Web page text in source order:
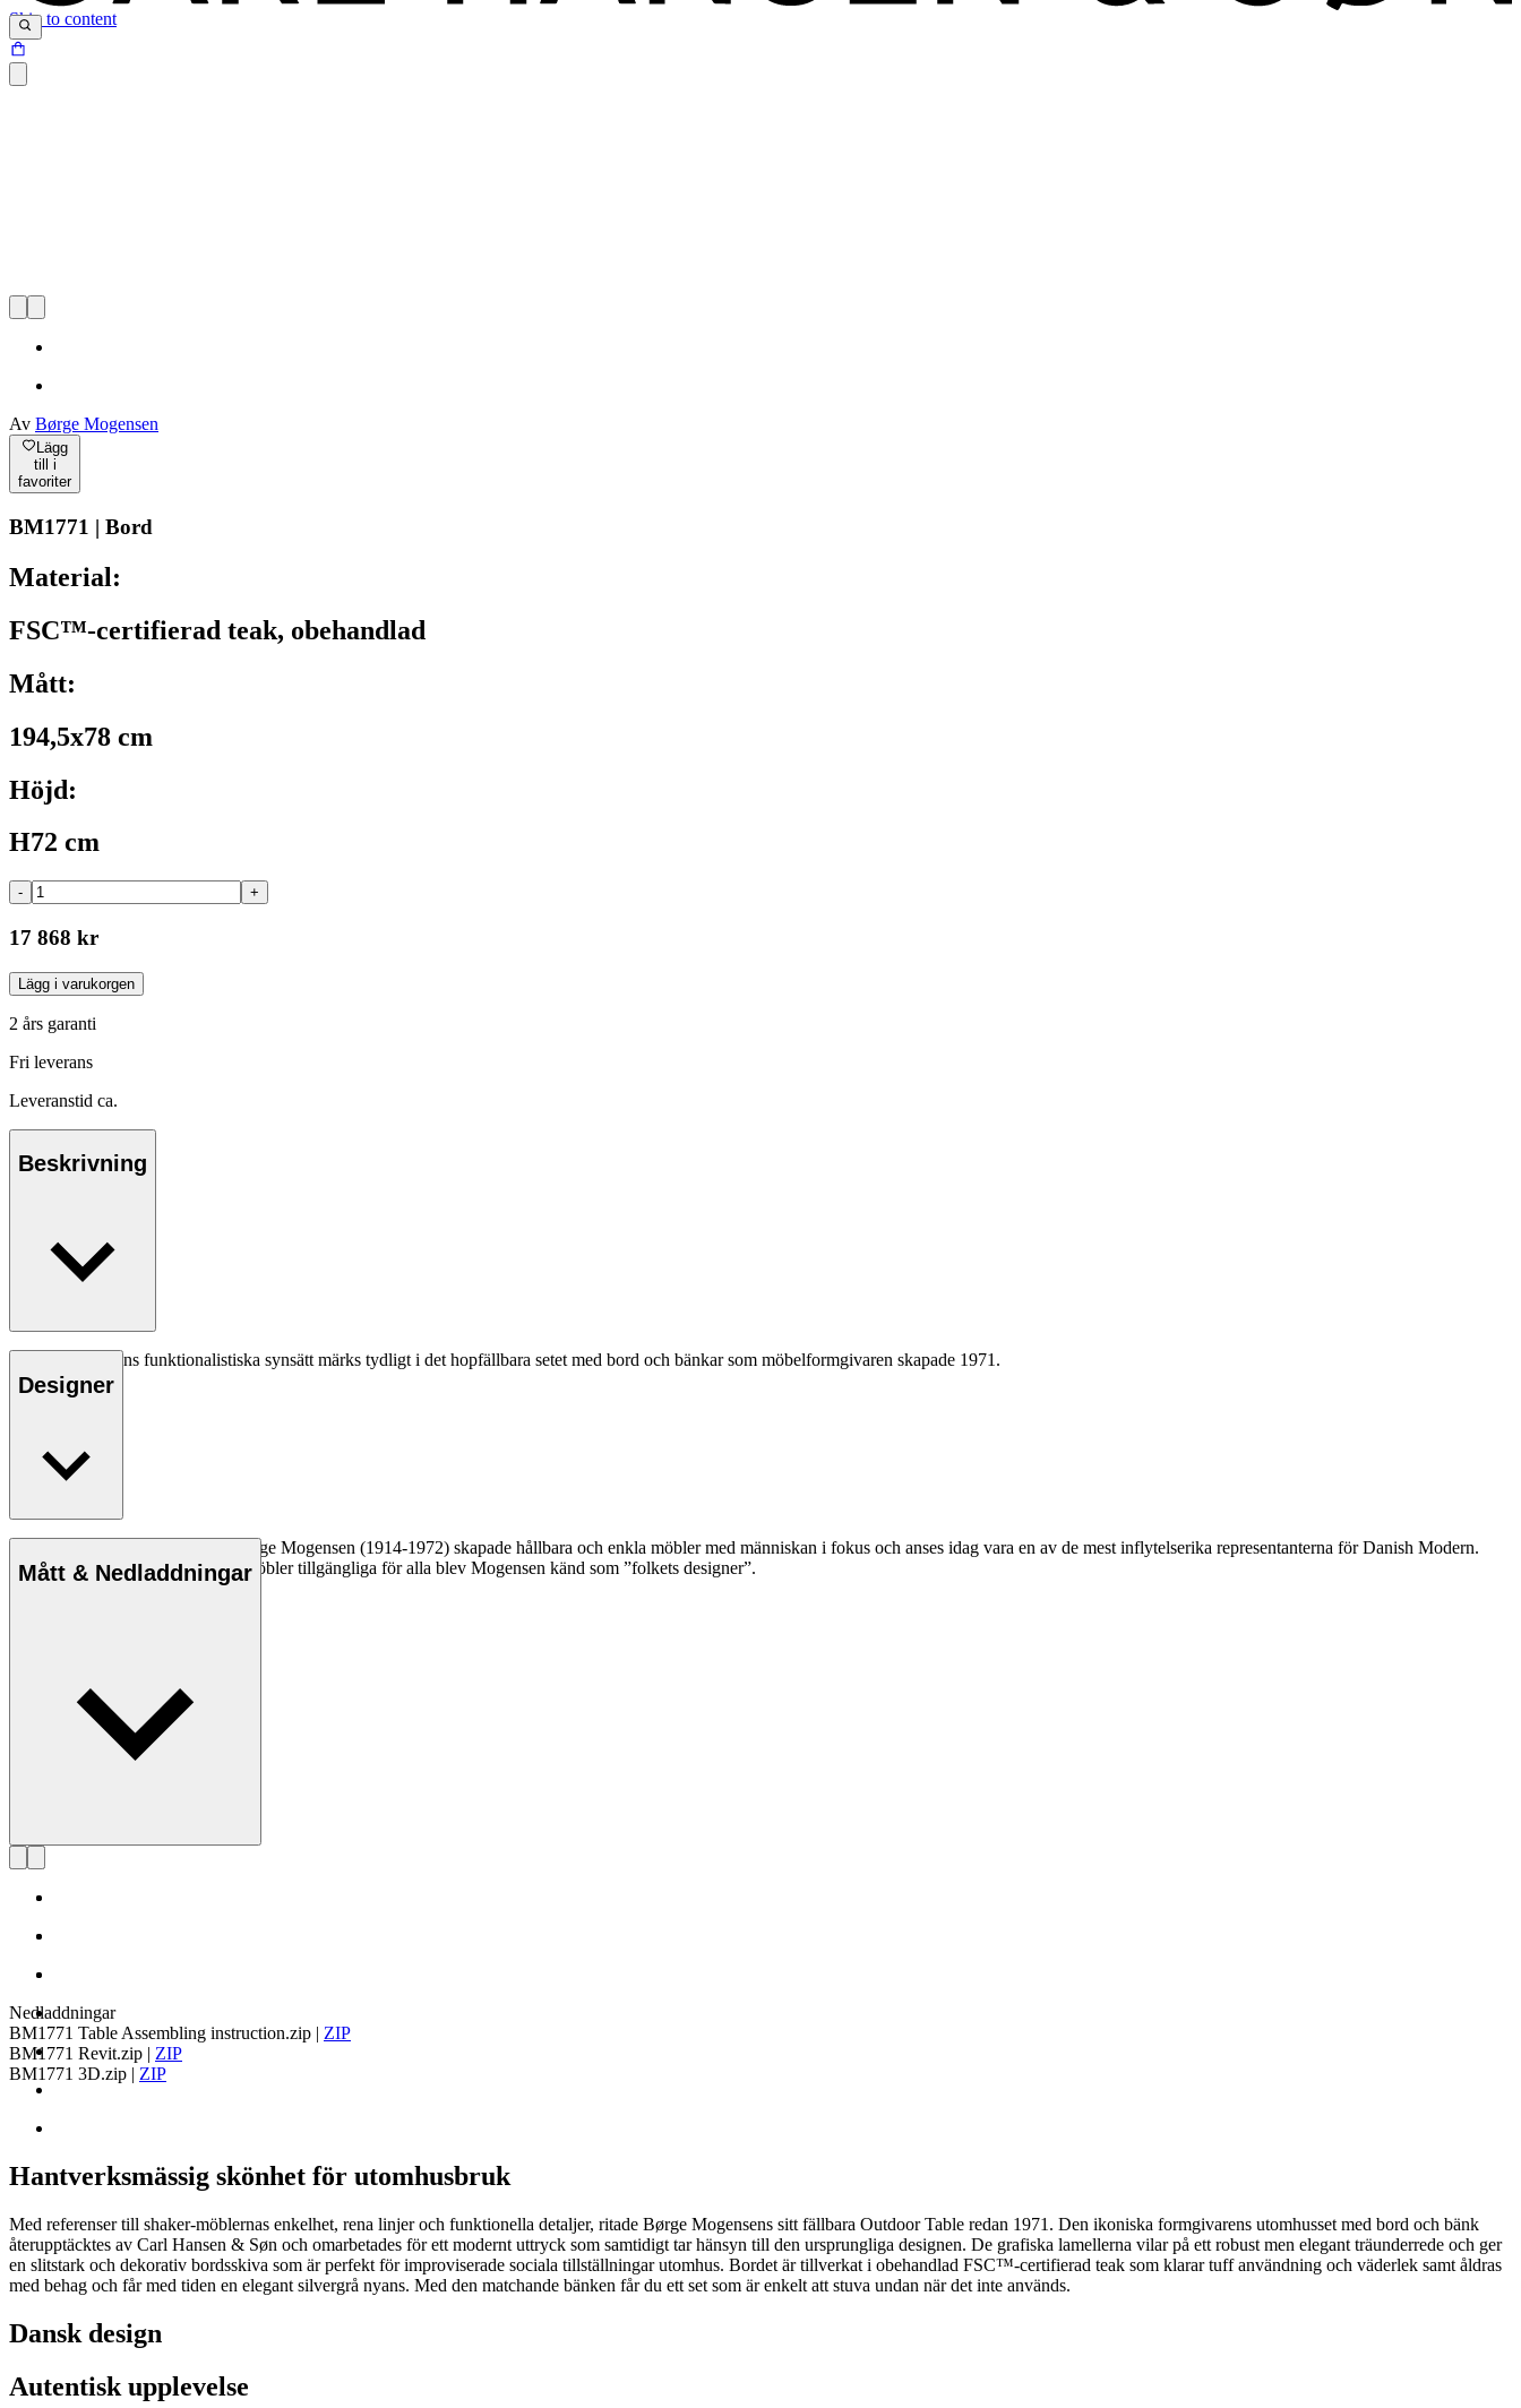
Skip to content
Av Børge Mogensen
Lägg
till i
favoriter
BM1771 | Bord
Material:
FSC™-certifierad teak, obehandlad
Mått:
194,5x78 cm
Höjd:
H72 cm
- +
17 868 kr
Lägg i varukorgen
2 års garanti
Fri leverans
Leveranstid ca.
Beskrivning
Børge Mogensens funktionalistiska synsätt märks tydligt i det hopfällbara setet med bord och bänkar som möbelformgivaren skapade 1971.
Läs mer
Designer
Möbelsnickaren och designern Børge Mogensen (1914-1972) skapade hållbara och enkla möbler med människan i fokus och anses idag vara en av de mest inflytelserika representanterna för Danish Modern.
Med en mission att göra kvalitetsmöbler tillgängliga för alla blev Mogensen känd som ”folkets designer”.
Mått & Nedladdningar
Nedladdningar
BM1771 Table Assembling instruction.zip | ZIP
BM1771 Revit.zip | ZIP
BM1771 3D.zip | ZIP
Hantverksmässig skönhet för utomhusbruk
Med referenser till shaker-möblernas enkelhet, rena linjer och funktionella detaljer, ritade Børge Mogensens sitt fällbara Outdoor Table redan 1971. Den ikoniska formgivarens utomhusset med bord och bänk
återupptäcktes av Carl Hansen & Søn och omarbetades för ett modernt uttryck som samtidigt tar hänsyn till den ursprungliga designen. De grafiska lamellerna vilar på ett robust men elegant träunderrede och ger
en slitstark och dekorativ bordsskiva som är perfekt för improviserade sociala tillställningar utomhus. Bordet är tillverkat i obehandlad FSC™-certifierad teak som klarar tuff användning och väderlek samt åldras
med behag och får med tiden en elegant silvergrå nyans. Med den matchande bänken får du ett set som är enkelt att stuva undan när det inte används.
Dansk design
Autentisk upplevelse